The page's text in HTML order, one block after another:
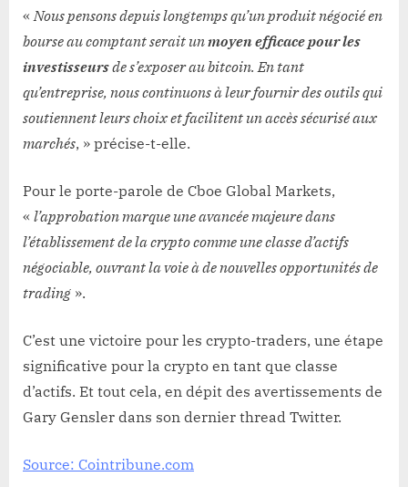
«Nous pensons depuis longtemps qu’un produit négocié en
bourse au comptant serait unmoyen efficace pour les
investisseursde s’exposer au bitcoin. En tant
qu’entreprise, nous continuons à leur fournir des outils qui
soutiennent leurs choix et facilitent un accès sécurisé aux
marchés, » précise-t-elle.
Pour le porte-parole de Cboe Global Markets,
« l’approbation marque une avancée majeure dans
l’établissement de la crypto comme une classe d’actifs
négociable, ouvrant la voie à de nouvelles opportunités de
trading ».
C’est une victoire pour les crypto-traders, une étape
significative pour la crypto en tant que classe
d’actifs. Et tout cela, en dépit des avertissements de
Gary Gensler dans son dernier thread Twitter.
Source: Cointribune.com